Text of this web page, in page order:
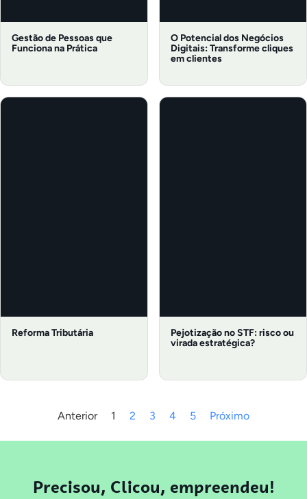
Gestão de Pessoas que
Funciona na Prática
O Potencial dos Negócios
Digitais: Transforme cliques
em clientes
Reforma Tributária
Pejotização no STF: risco ou
virada estratégica?
Anterior 1 2 3 4 5 Próximo
Precisou, Clicou, empreendeu!